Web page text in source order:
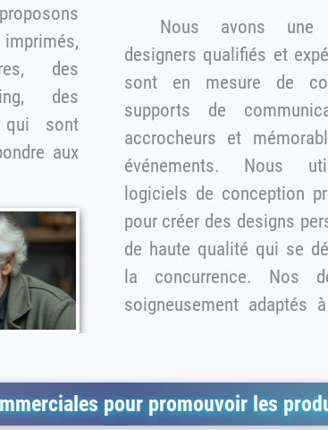
des
qui sont
Nous avons une équipe de
designers qualifiés et
sont en mesure de concevoir des
supports de
accrocheurs et mémorables pour les
événements. Nous
logiciels de conception professionnels
pour créer des designs
de haute qualité qui se
la concurrence. Nos
soigneusement adaptés
pour promouvoir les